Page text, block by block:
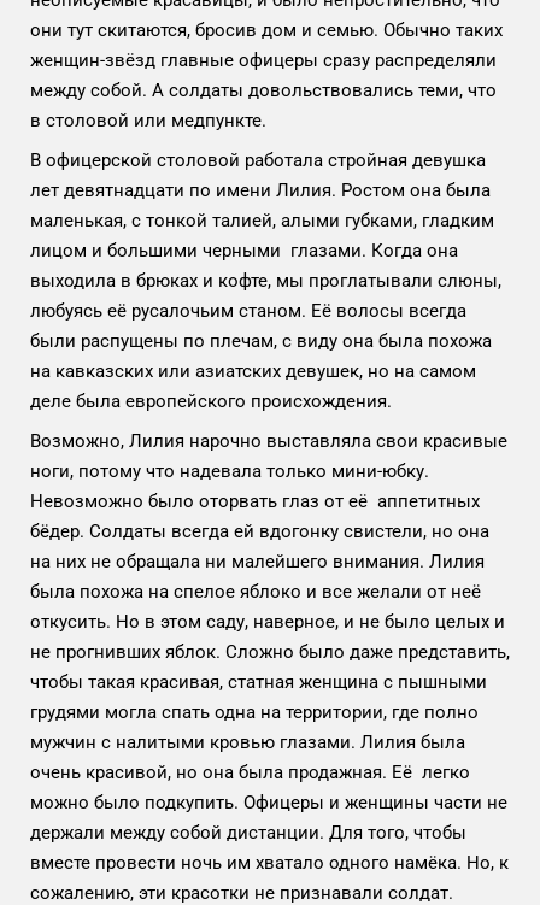
они тут скитаются, бросив дом и семью. Обычно таких
женщин-звёзд главные офицеры сразу распределяли
между собой. А солдаты довольствовались теми, что
в столовой или медпункте.
В офицерской столовой работала стройная девушка
лет девятнадцати по имени Лилия. Ростом она была
маленькая, с тонкой талией, алыми губками, гладким
лицом и большими черными глазами. Когда она
выходила в брюках и кофте, мы проглатывали слюны,
любуясь её русалочьим станом. Её волосы всегда
были распущены по плечам, с виду она была похожа
на кавказских или азиатских девушек, но на самом
деле была европейского происхождения.
Возможно, Лилия нарочно выставляла свои красивые
ноги, потому что надевала только мини-юбку.
Невозможно было оторвать глаз от её аппетитных
бёдер. Солдаты всегда ей вдогонку свистели, но она
на них не обращала ни малейшего внимания. Лилия
была похожа на спелое яблоко и все желали от неё
откусить. Но в этом саду, наверное, и не было целых и
не прогнивших яблок. Сложно было даже представить,
чтобы такая красивая, статная женщина с пышными
грудями могла спать одна на территории, где полно
мужчин с налитыми кровью глазами. Лилия была
очень красивой, но она была продажная. Её легко
можно было подкупить. Офицеры и женщины части не
держали между собой дистанции. Для того, чтобы
вместе провести ночь им хватало одного намёка. Но, к
сожалению, эти красотки не признавали солдат.